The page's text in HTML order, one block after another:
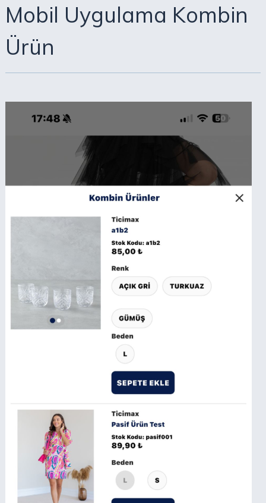
Mobil Uygulama Kombin
Ürün